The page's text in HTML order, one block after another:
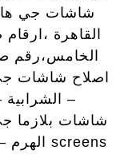
–
شاشات بلازما